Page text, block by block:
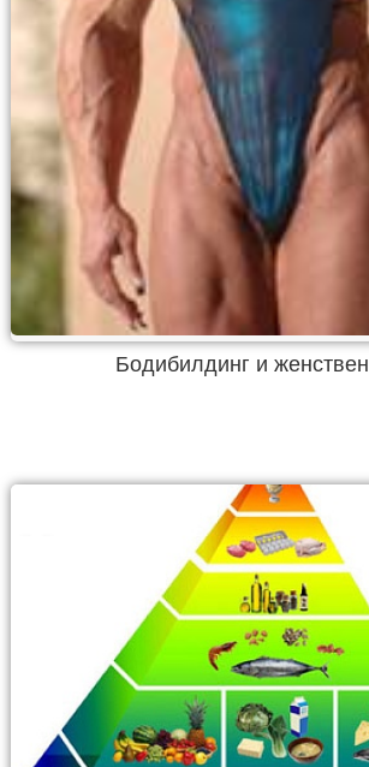
Бодибилдинг и